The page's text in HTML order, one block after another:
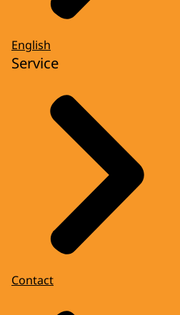
English
Service
Contact